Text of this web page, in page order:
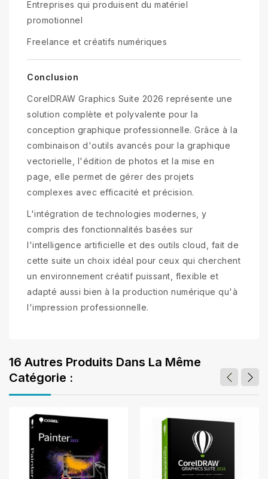
Entreprises qui produisent du matériel
promotionnel
Freelance et créatifs numériques
Conclusion
CorelDRAW Graphics Suite 2026 représente une
solution complète et polyvalente pour la
conception graphique professionnelle. Grâce à la
combinaison d'outils avancés pour la graphique
vectorielle, l'édition de photos et la mise en
page, elle permet de gérer des projets
complexes avec efficacité et précision.
L'intégration de technologies modernes, y
compris des fonctionnalités basées sur
l'intelligence artificielle et des outils cloud, fait de
cette suite un choix idéal pour ceux qui cherchent
un environnement créatif puissant, flexible et
adapté aussi bien à la production numérique qu'à
l'impression professionnelle.
16 Autres Produits Dans La Même
Catégorie :